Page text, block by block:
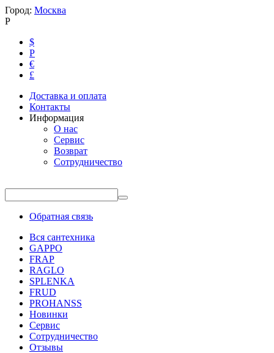
Город: Москва
Р
$
Р
€
£
Доставка и оплата
Контакты
Информация
О нас
Сервис
Возврат
Сотрудничество
Обратная связь
Вся сантехника
GAPPO
FRAP
RAGLO
SPLENKA
FRUD
PROHANSS
Новинки
Сервис
Сотрудничество
Отзывы